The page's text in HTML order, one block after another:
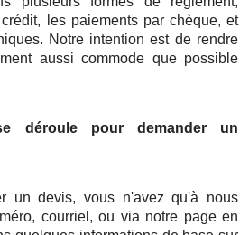
les paiements par chèque, et
Notre intention est de rendre
aussi commode que possible
déroule pour demander un
un devis, vous n'avez qu'à nous
courriel, ou via notre page en